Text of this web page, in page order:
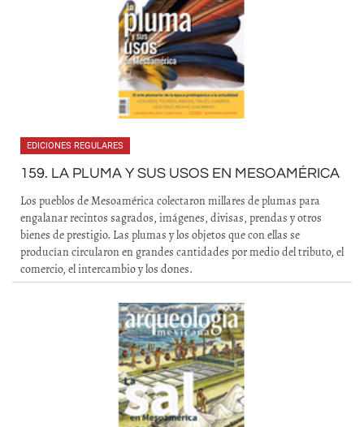
EDICIONES REGULARES
159. LA PLUMA Y SUS USOS EN MESOAMÉRICA
Los pueblos de Mesoamérica colectaron millares de plumas para
engalanar recintos sagrados, imágenes, divisas, prendas y otros
bienes de prestigio. Las plumas y los objetos que con ellas se
producían circularon en grandes cantidades por medio del tributo, el
comercio, el intercambio y los dones.